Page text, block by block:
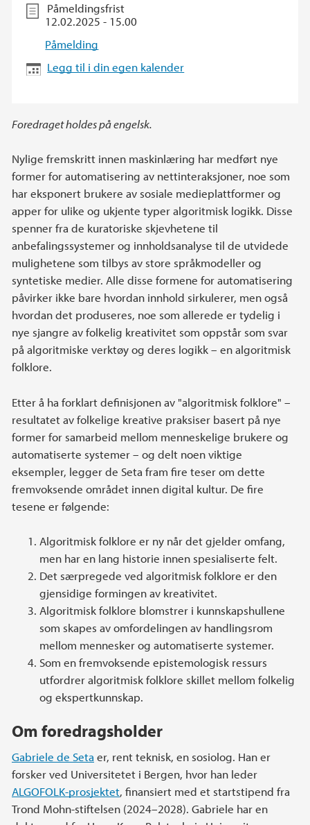
Påmeldingsfrist
12.02.2025 - 15.00
Påmelding
Legg til i din egen kalender
Foredraget holdes på engelsk.
Nylige fremskritt innen maskinlæring har medført nye
former for automatisering av nettinteraksjoner, noe som
har eksponert brukere av sosiale medieplattformer og
apper for ulike og ukjente typer algoritmisk logikk. Disse
spenner fra de kuratoriske skjevhetene til
anbefalingssystemer og innholdsanalyse til de utvidede
mulighetene som tilbys av store språkmodeller og
syntetiske medier. Alle disse formene for automatisering
påvirker ikke bare hvordan innhold sirkulerer, men også
hvordan det produseres, noe som allerede er tydelig i
nye sjangre av folkelig kreativitet som oppstår som svar
på algoritmiske verktøy og deres logikk – en algoritmisk
folklore.
Etter å ha forklart definisjonen av "algoritmisk folklore" –
resultatet av folkelige kreative praksiser basert på nye
former for samarbeid mellom menneskelige brukere og
automatiserte systemer – og delt noen viktige
eksempler, legger de Seta fram fire teser om dette
fremvoksende området innen digital kultur. De fire
tesene er følgende:
Algoritmisk folklore er ny når det gjelder omfang,
men har en lang historie innen spesialiserte felt.
Det særpregede ved algoritmisk folklore er den
gjensidige formingen av kreativitet.
Algoritmisk folklore blomstrer i kunnskapshullene
som skapes av omfordelingen av handlingsrom
mellom mennesker og automatiserte systemer.
Som en fremvoksende epistemologisk ressurs
utfordrer algoritmisk folklore skillet mellom folkelig
og ekspertkunnskap.
Om foredragsholder
Gabriele de Seta er, rent teknisk, en sosiolog. Han er
forsker ved Universitetet i Bergen, hvor han leder
ALGOFOLK-prosjektet, finansiert med et startstipend fra
Trond Mohn-stiftelsen (2024–2028). Gabriele har en